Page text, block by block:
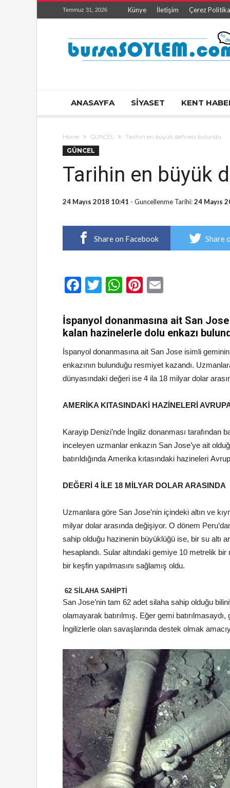
Temmuz 31, 2026 Künye İletişim Çerez
ANASAYFA SİYASET KENT
Home GÜNCEL Tarihin en büyük definesi bulundu
GÜNCEL
Tarihin en büyük
24 Mayıs 2018 10:41 - Guncellenme Tarihi:24 Mayıs
Share on Facebook Share
Facebook
TwitterWhatsApp
Pinterest
İspanyol donanmasına ait San
kalan hazinelerle dolu enkazı
İspanyol donanmasına ait San Jose isimli
enkazının bulunduğu resmiyet kazandı.
dünyasındaki değeri ise 4 ila 18 milyar dolar
AMERİKA KITASINDAKİ HAZİNELERİ
Karayip Denizi’nde İngiliz donanması tarafından
inceleyen uzmanlar enkazın San Jose’ye ait
batırıldığında Amerika kıtasındaki hazineleri
DEĞERİ 4 İLE 18 MİLYAR DOLAR ARASINDA
Uzmanlara göre San Jose’nin içindeki altın ve
milyar dolar arasında değişiyor. O dönem
sahip olduğu hazinenin büyüklüğü ise, bir su altı
hesaplandı. Sular altındaki gemiye 10 metrelik
bir keşfin yapılmasını sağlamış oldu.
62 SİLAHA SAHİPTİ
San Jose’nin tam 62 adet silaha sahip olduğu
olamayarak batırılmış. Eğer gemi
İngilizlerle olan savaşlarında destek olmak